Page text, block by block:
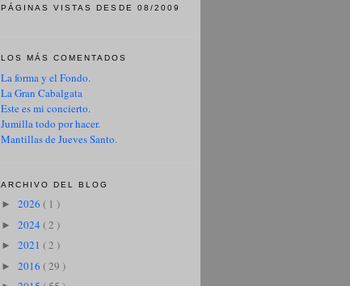
PÁGINAS VISTAS DESDE 08/2009
LOS MÁS COMENTADOS
La forma y el Fondo.
La Gran Cabalgata
Este es mi concierto.
Jumilla todo por hacer.
Mantillas de Jueves Santo.
ARCHIVO DEL BLOG
► 2026 ( 1 )
► 2024 ( 2 )
► 2021 ( 2 )
► 2016 ( 29 )